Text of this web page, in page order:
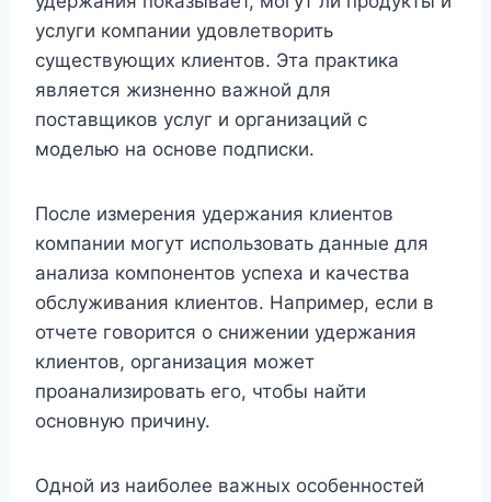
услуги компании удовлетворить
существующих клиентов. Эта практика
является жизненно важной для
поставщиков услуг и организаций с
моделью на основе подписки.
После измерения удержания клиентов
компании могут использовать данные для
анализа компонентов успеха и качества
обслуживания клиентов. Например, если в
отчете говорится о снижении удержания
клиентов, организация может
проанализировать его, чтобы найти
основную причину.
Одной из наиболее важных особенностей